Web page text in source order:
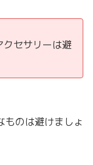
セサリーは避
ものは避けましょ